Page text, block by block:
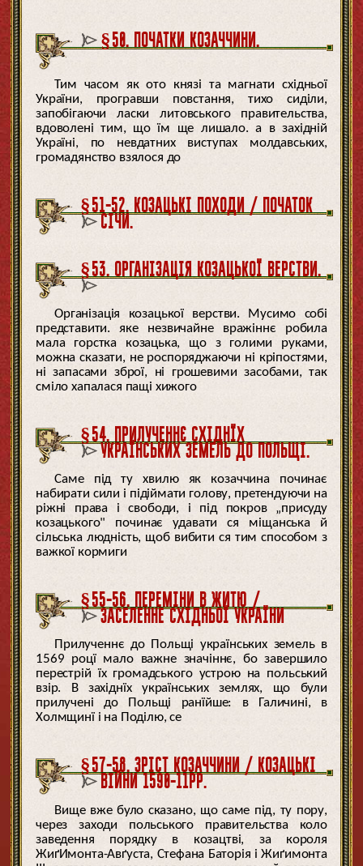
§50. ПОЧАТКИ КОЗАЧЧИНИ.
Тим часом як ото князі та магнати східньої
України, програвши повстання, тихо сиділи,
запобігаючи ласки литовського правительства,
вдоволені тим, що їм ще лишало. а в західній
Україні, по невдатних виступах молдавських,
громадянство взялося до
§51-52. КОЗАЦЬКІ ПОХОДИ / ПОЧАТОК
СІЧИ.
§53. ОРГАНІЗАЦІЯ КОЗАЦЬКОЇ ВЕРСТВИ.
Організація козацької верстви. Мусимо собі
представити. яке незвичайне вражіннє робила
мала горстка козацька, що з голими руками,
можна сказати, не роспоряджаючи ні кріпостями,
ні запасами зброї, ні грошевими засобами, так
сміло хапалася пащі хижого
§54. ПРИЛУЧЕННЄ СХІДНЇХ
УКРАЇНСЬКИХ ЗЕМЕЛЬ ДО ПОЛЬЩІ.
Саме під ту хвилю як козаччина починає
набирати сили і підіймати голову, претендуючи на
ріжні права і свободи, і під покров „присуду
козацького" починає удавати ся міщанська й
сільська людність, щоб вибити ся тим способом з
важкої кормиги
§55-56. ПЕРЕМІНИ В ЖИТЮ /
ЗАСЕЛЕННЕ СХІДНЬОЇ УКРАЇНИ
Прилученнє до Польщі українських земель в
1569 роцї мало важне значіннє, бо завершило
перестрій їх громадського устрою на польський
взір. В західнїх українських землях, що були
прилучені до Польщі ранїйше: в Галичині, в
Холмщинї і на Поділю, се
§57-58. ЗРІСТ КОЗАЧЧИНИ / КОЗАЦЬКІ
ВІЙНИ 1590-11РР.
Вище вже було сказано, що саме під, ту пору,
через заходи польського правительства коло
заведення порядку в козацтві, за короля
ЖиґИмонта-Авґуста, Стефана Баторія і Жиґимонта